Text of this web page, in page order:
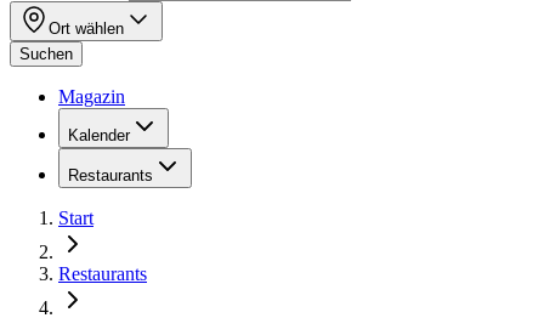
Ort wählen
Suchen
Magazin
Kalender
Restaurants
Start
Restaurants